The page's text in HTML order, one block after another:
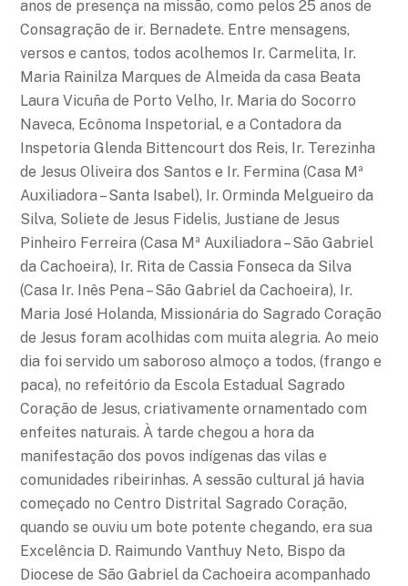
anos de presença na missão, como pelos 25 anos de
Consagração de ir. Bernadete. Entre mensagens,
versos e cantos, todos acolhemos Ir. Carmelita, Ir.
Maria Rainilza Marques de Almeida da casa Beata
Laura Vicuña de Porto Velho, Ir. Maria do Socorro
Naveca, Ecônoma Inspetorial, e a Contadora da
Inspetoria Glenda Bittencourt dos Reis, Ir. Terezinha
de Jesus Oliveira dos Santos e Ir. Fermina (Casa Mª
Auxiliadora – Santa Isabel), Ir. Orminda Melgueiro da
Silva, Soliete de Jesus Fidelis, Justiane de Jesus
Pinheiro Ferreira (Casa Mª Auxiliadora – São Gabriel
da Cachoeira), Ir. Rita de Cassia Fonseca da Silva
(Casa Ir. Inês Pena – São Gabriel da Cachoeira), Ir.
Maria José Holanda, Missionária do Sagrado Coração
de Jesus foram acolhidas com muita alegria. Ao meio
dia foi servido um saboroso almoço a todos, (frango e
paca), no refeitório da Escola Estadual Sagrado
Coração de Jesus, criativamente ornamentado com
enfeites naturais. À tarde chegou a hora da
manifestação dos povos indígenas das vilas e
comunidades ribeirinhas. A sessão cultural já havia
começado no Centro Distrital Sagrado Coração,
quando se ouviu um bote potente chegando, era sua
Excelência D. Raimundo Vanthuy Neto, Bispo da
Diocese de São Gabriel da Cachoeira acompanhado